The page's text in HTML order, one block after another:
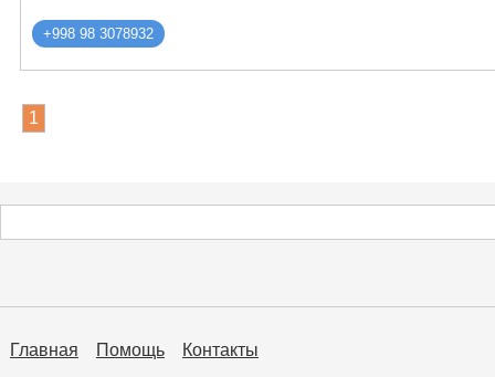
+998 98 3078932
1
Главная Помощь
Контакты